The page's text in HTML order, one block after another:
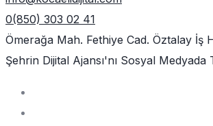
0(850) 303 02 41
Ömerağa Mah. Fethiye Cad. Öztalay İş
Şehrin Dijital Ajansı'nı Sosyal Medyada